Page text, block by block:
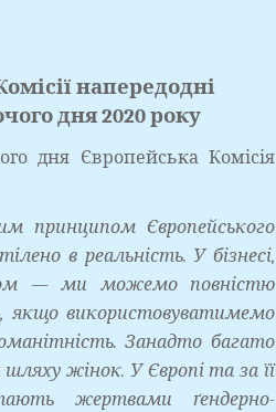
напередодні
дня 2020 року
дня Європейська Комісія
принципом Європейського
в реальність. У бізнесі,
— ми можемо повністю
якщо використовуватимемо
Занадто багато
жінок. У Європі та за її
жертвами ґендерно-